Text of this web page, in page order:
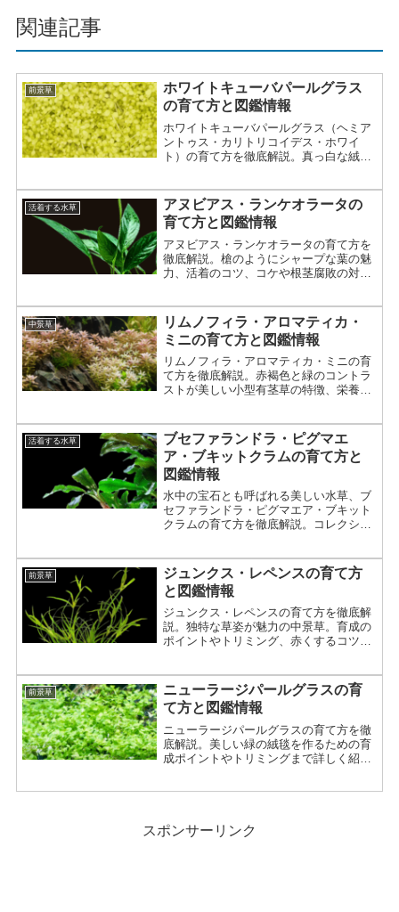
関連記事
前景草
ホワイトキューバパールグラス
の育て方と図鑑情報
ホワイトキューバパールグラス（ヘミア
ントゥス・カリトリコイデス・ホワイ
ト）の育て方を徹底解説。真っ白な絨毯
活着する水草
アヌビアス・ランケオラータの
育て方と図鑑情報
アヌビアス・ランケオラータの育て方を
徹底解説。槍のようにシャープな葉の魅
力、活着のコツ、コケや根茎腐敗の対策
中景草
リムノフィラ・アロマティカ・
ミニの育て方と図鑑情報
リムノフィラ・アロマティカ・ミニの育
て方を徹底解説。赤褐色と緑のコントラ
ストが美しい小型有茎草の特徴、栄養不
活着する水草
ブセファランドラ・ピグマエ
ア・ブキットクラムの育て方と
図鑑情報
水中の宝石とも呼ばれる美しい水草、ブ
セファランドラ・ピグマエア・ブキット
クラムの育て方を徹底解説。コレクショ
前景草
ジュンクス・レペンスの育て方
と図鑑情報
ジュンクス・レペンスの育て方を徹底解
説。独特な草姿が魅力の中景草。育成の
ポイントやトリミング、赤くするコツま
前景草
ニューラージパールグラスの育
て方と図鑑情報
ニューラージパールグラスの育て方を徹
底解説。美しい緑の絨毯を作るための育
成ポイントやトリミングまで詳しく紹
スポンサーリンク